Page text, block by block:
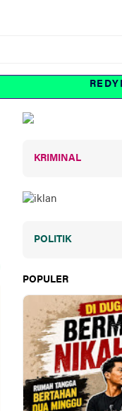
KRIMINAL
POLITIK
POPULER